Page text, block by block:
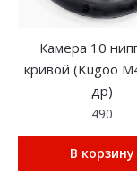
Камера 10
кривой (Kugoo
др)
490
В корзину